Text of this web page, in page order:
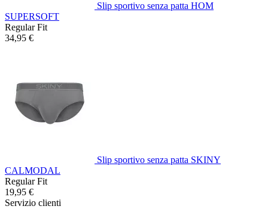
Slip sportivo senza patta HOM
SUPERSOFT
Regular Fit
34,95 €
Slip sportivo senza patta SKINY
CALMODAL
Regular Fit
19,95 €
Servizio clienti